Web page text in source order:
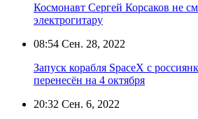
Космонавт Сергей Корсаков не
электрогитару
08:54 Сен. 28, 2022
Запуск корабля SpaceX с
перенесён на 4 октября
20:32 Сен. 6, 2022